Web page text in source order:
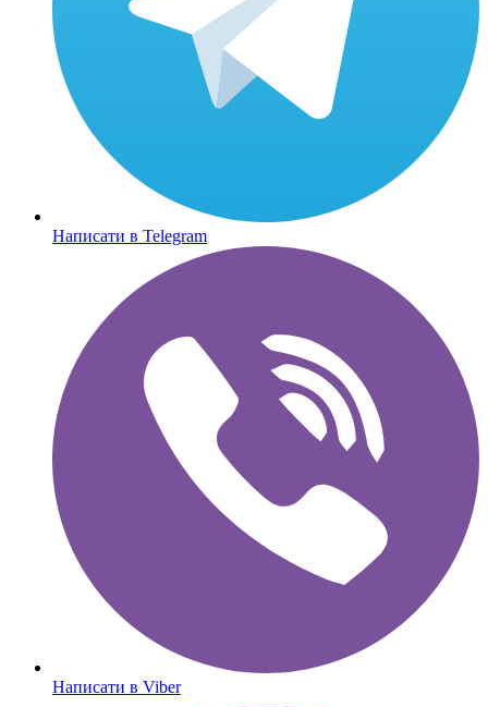
Написати в Telegram
Написати в Viber